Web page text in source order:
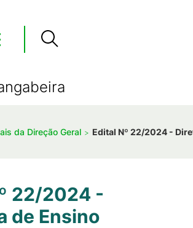
da Direção Geral Edital Nº 22/2024 -
22/2024 -
de Ensino